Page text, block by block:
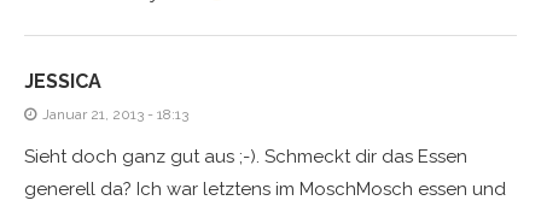
JESSICA
Januar 21, 2013 - 18:13
Sieht doch ganz gut aus ;-). Schmeckt dir das Essen
generell da? Ich war letztens im MoschMosch essen und